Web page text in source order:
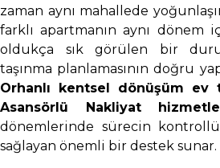
zaman aynı mahallede
farklı apartmanın aynı dönem
oldukça sık görülen bir
taşınma planlamasının doğru
Orhanlı kentsel dönüşüm ev
Asansörlü Nakliyat
dönemlerinde sürecin
sağlayan önemli bir destek sunar.